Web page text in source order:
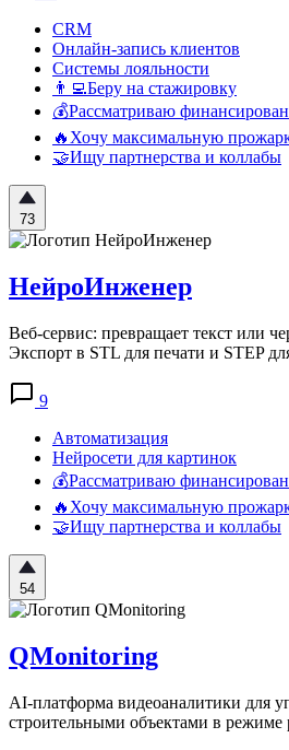
CRM
Онлайн-запись клиентов
Системы лояльности
👨‍💻Беру на стажировку
💰Рассматриваю
🔥Хочу максимальную
🤝Ищу партнерства и коллабы
73
НейроИнженер
Веб-сервис: превращает текст или
Экспорт в STL для печати и STEP
9
Автоматизация
Нейросети для картинок
💰Рассматриваю
🔥Хочу максимальную
🤝Ищу партнерства и коллабы
54
QMonitoring
AI-платформа видеоаналитики для
строительными объектами в режиме